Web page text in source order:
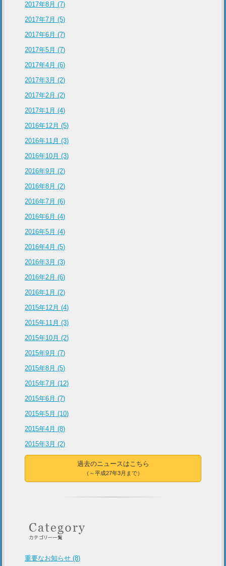
2017年8月 (7)
2017年7月 (5)
2017年6月 (7)
2017年5月 (7)
2017年4月 (6)
2017年3月 (2)
2017年2月 (2)
2017年1月 (4)
2016年12月 (5)
2016年11月 (3)
2016年10月 (3)
2016年9月 (2)
2016年8月 (2)
2016年7月 (6)
2016年6月 (4)
2016年5月 (4)
2016年4月 (5)
2016年3月 (3)
2016年2月 (6)
2016年1月 (2)
2015年12月 (4)
2015年11月 (3)
2015年10月 (2)
2015年9月 (7)
2015年8月 (5)
2015年7月 (12)
2015年6月 (7)
2015年5月 (10)
2015年4月 (8)
2015年3月 (2)
過去のニュースはこちら
（～平成27年3月まで）
重要なお知らせ (8)